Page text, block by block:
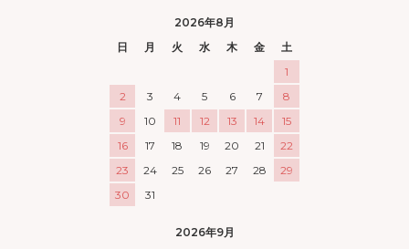
2026年8月
日
月 火 水 木 金
土
1
2
3 4 5 6 7
8
9
10 11 12 13 14
15
16
17 18 19 20 21
22
23
24 25 26 27 28
29
30
31
2026年9月